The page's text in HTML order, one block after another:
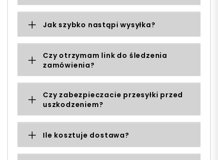
Jak szybko nastąpi wysyłka?
Czy otrzymam link do śledzenia
zamówienia?
Czy zabezpieczacie przesyłki przed
uszkodzeniem?
Ile kosztuje dostawa?